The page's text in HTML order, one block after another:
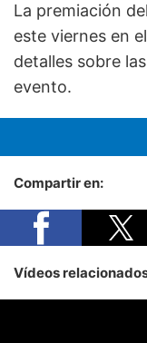
La premiación
este viernes en
detalles sobre
evento.
Compartir en:
Vídeos